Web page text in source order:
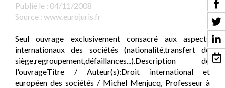
Publié le : 04/11/2008
Source : www.eurojuris.fr
Seul ouvrage exclusivement consacré aux aspects
internationaux des sociétés (nationalité,transfert de
siège,regroupement,défaillances...).Description de
l'ouvrageTitre / Auteur(s):Droit international et
européen des sociétés / Michel Menjucq, Professeur à